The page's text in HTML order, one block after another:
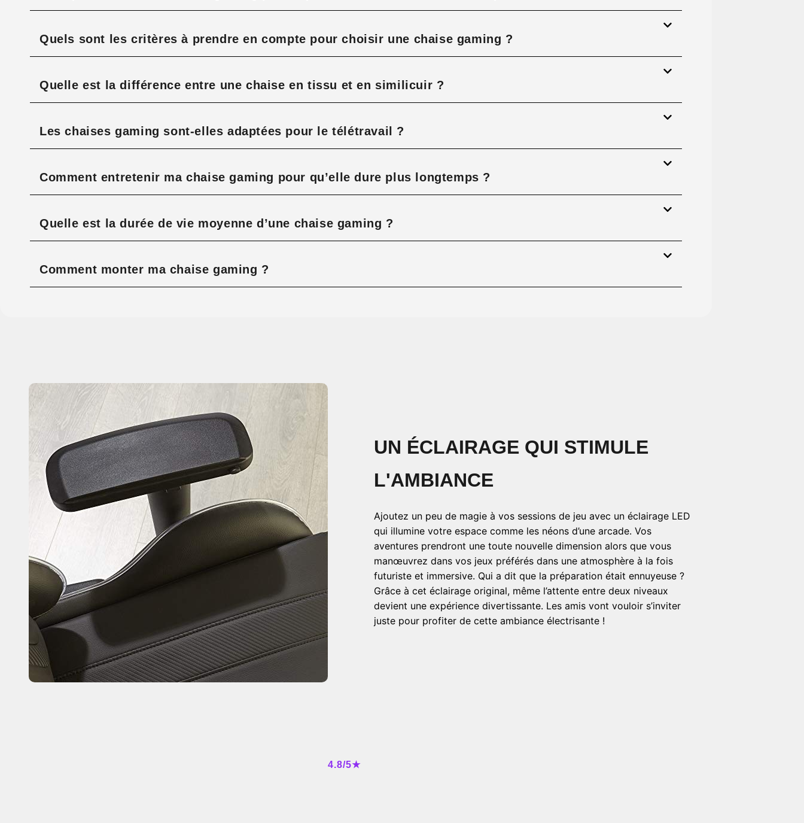
Quels sont les critères à prendre en compte pour choisir une chaise gaming ?
Quelle est la différence entre une chaise en tissu et en similicuir ?
Les chaises gaming sont-elles adaptées pour le télétravail ?
Comment entretenir ma chaise gaming pour qu’elle dure plus longtemps ?
Quelle est la durée de vie moyenne d’une chaise gaming ?
Comment monter ma chaise gaming ?
UN ÉCLAIRAGE QUI STIMULE
L'AMBIANCE
Ajoutez un peu de magie à vos sessions de jeu avec un éclairage LED
qui illumine votre espace comme les néons d’une arcade. Vos
aventures prendront une toute nouvelle dimension alors que vous
manœuvrez dans vos jeux préférés dans une atmosphère à la fois
futuriste et immersive. Qui a dit que la préparation était ennuyeuse ?
Grâce à cet éclairage original, même l’attente entre deux niveaux
devient une expérience divertissante. Les amis vont vouloir s’inviter
juste pour profiter de cette ambiance électrisante !
4.8/5★